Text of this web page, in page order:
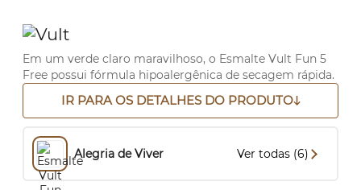
Em um verde claro maravilhoso, o Esmalte Vult Fun 5
Free possui fórmula hipoalergênica de secagem rápida.
IR PARA OS DETALHES DO PRODUTO
Alegria de Viver Ver todas (6)